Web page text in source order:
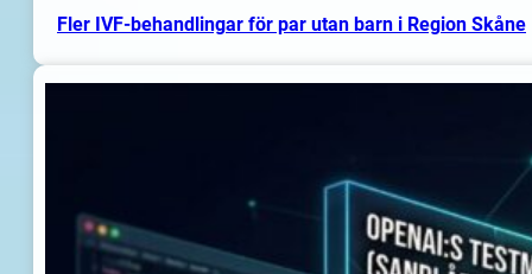
Fler IVF-behandlingar för par utan barn i Region Skåne